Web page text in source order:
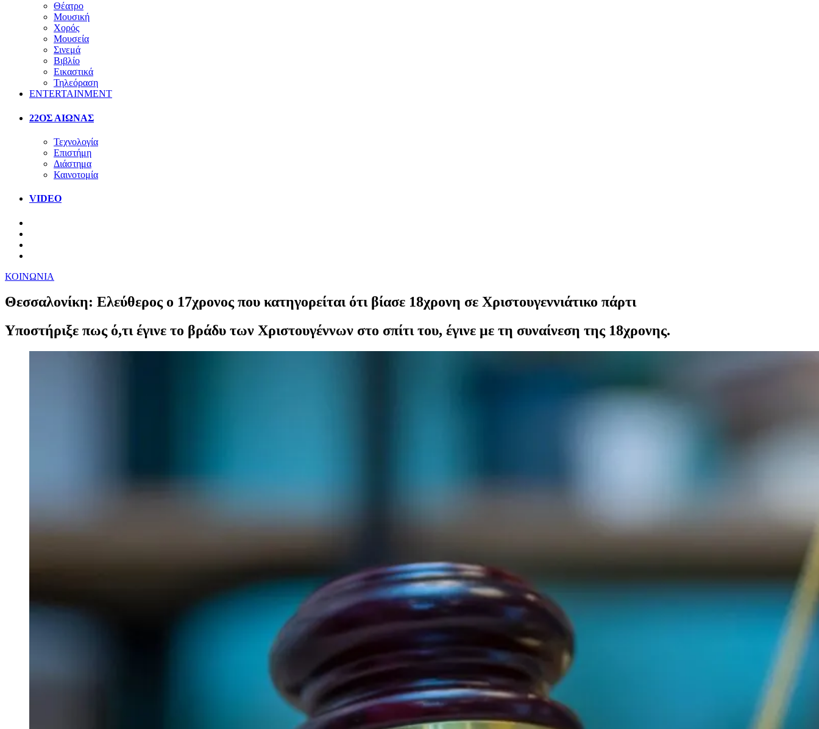
Θέατρο
Μουσική
Χορός
Μουσεία
Σινεμά
Βιβλίο
Εικαστικά
Τηλεόραση
ENTERTAINMENT
22ΟΣ ΑΙΩΝΑΣ
Τεχνολογία
Επιστήμη
Διάστημα
Καινοτομία
VIDEO
ΚΟΙΝΩΝΙΑ
Θεσσαλονίκη: Ελεύθερος ο 17χρονος που κατηγορείται ότι βίασε 18χρονη σε Χριστουγεννιάτικο πάρτι
Υποστήριξε πως ό,τι έγινε το βράδυ των Χριστουγέννων στο σπίτι του, έγινε με τη συναίνεση της 18χρονης.